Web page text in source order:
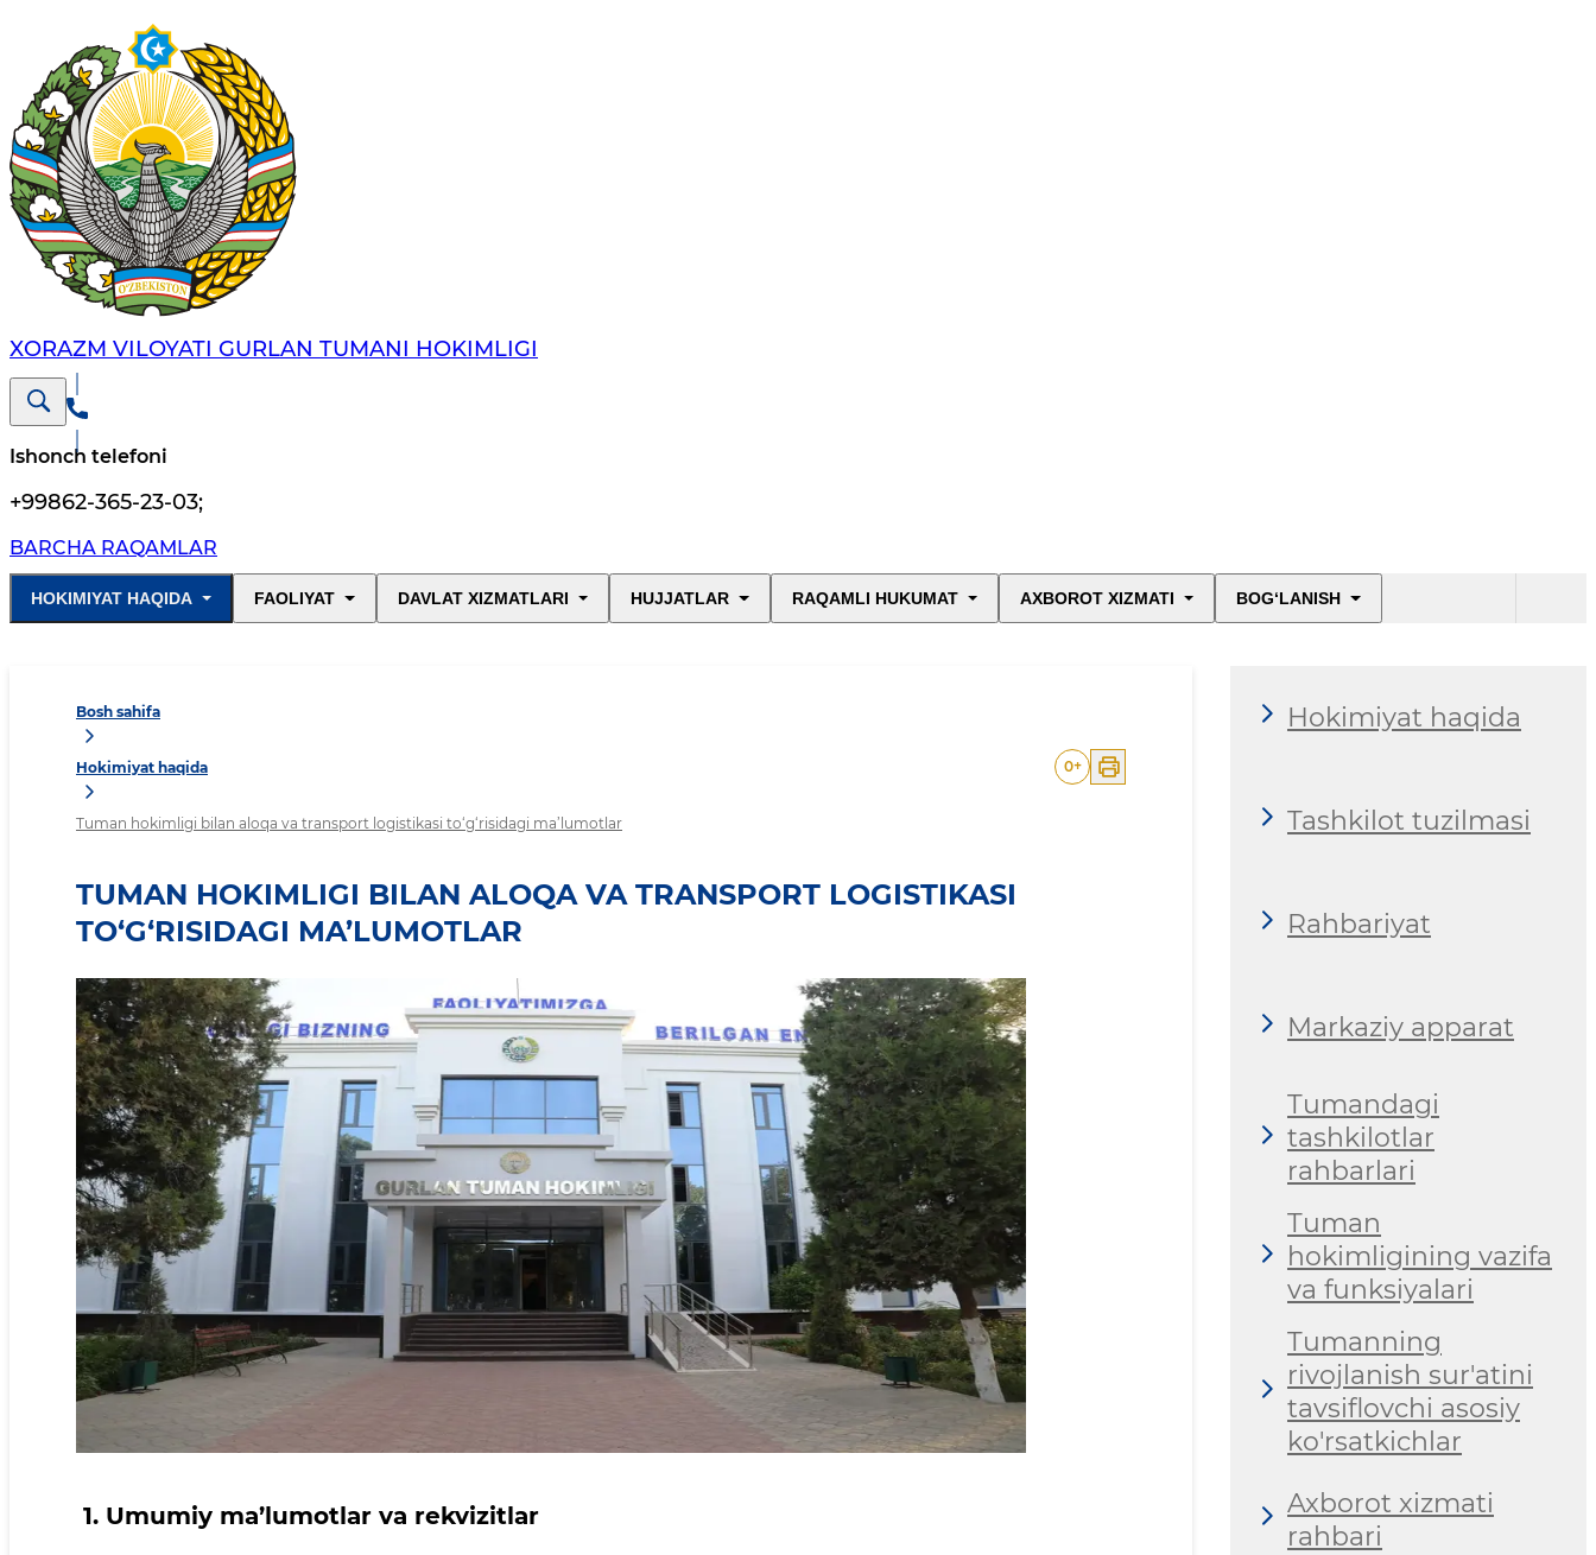
XORAZM VILOYATI GURLAN TUMANI HOKIMLIGI
Ishonch telefoni
+99862-365-23-03;
BARCHA RAQAMLAR
HOKIMIYAT HAQIDA FAOLIYAT DAVLAT XIZMATLARI HUJJATLAR RAQAMLI HUKUMAT AXBOROT XIZMATI BOG‘LANISH
Bosh sahifa
Hokimiyat haqida
Tuman hokimligi bilan aloqa va transport logistikasi to‘g‘risidagi ma’lumotlar
0+
TUMAN HOKIMLIGI BILAN ALOQA VA TRANSPORT LOGISTIKASI
TO‘G‘RISIDAGI MA’LUMOTLAR
1. Umumiy ma’lumotlar va rekvizitlar
Hokimiyat haqida
Tashkilot tuzilmasi
Rahbariyat
Markaziy apparat
Tumandagi
tashkilotlar
rahbarlari
Tuman
hokimligining vazifa
va funksiyalari
Tumanning
rivojlanish sur'atini
tavsiflovchi asosiy
ko'rsatkichlar
Axborot xizmati
rahbari